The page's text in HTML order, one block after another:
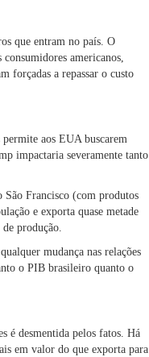
que entram no país. O
americanos,
forçadas a repassar o custo
aos EUA buscarem
impactaria severamente tanto
São Francisco (com produtos
e exporta quase metade
produção.
mudança nas relações
o PIB brasileiro quanto o
é desmentida pelos fatos. Há
em valor do que exporta para